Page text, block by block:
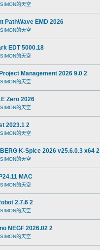
的天空
PathWave EMD 2026
的天空
EDT 5000.18
的天空
Management 2026 9.0 2
的天空
Zero 2026
的天空
2023.1 2
的天空
K-Spice 2026 v25.6.0.3 x64 2
的天空
MAC
的天空
2.7.6 2
的天空
NEGF 2026.02 2
的天空